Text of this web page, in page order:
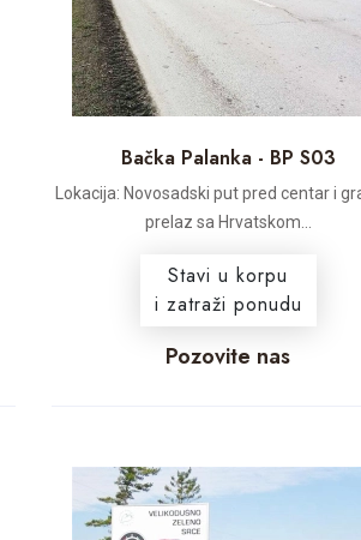
Bačka Palanka - BP S03
Lokacija: Novosadski put pred centar i
prelaz sa Hrvatskom...
Stavi u korpu
i zatraži ponudu
Pozovite nas